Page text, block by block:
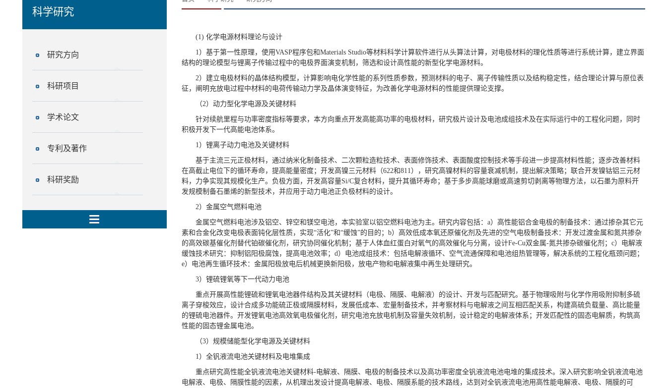
科学研究
研究方向
科研项目
学术论文
专利及著作
科研奖励
(1) 化学电源材料理论与设计
1）基于第一性原理，使用VASP程序包和Materials Studio等材料科学计算软件进行从头算法计算，对电极材料的理化性质等进行系统计算，建立界面
结构的理论模型与锂离子传输过程中的电极界面演变机制，筛选和设计高性能的新型化学电源材料。
2）建立电极材料的晶体结构模型，计算影响电化学性能的系列性质参数，预测材料的电子、离子传输性质以及结构稳定性，结合理论计算与原位表
征，阐明充放电过程中材料的电荷传输动力学及晶体演变特征，为改善化学电源材料的性能提供理论支撑。
（2）动力型化学电源及关键材料
针对续航里程与功率密度指标等要求，本方向重点开发高能高功率的电极材料，研究极片设计及电池成组技术及在实际运行中的工程化问题，同时
积极开发下一代高能电池体系。
1）锂离子动力电池及关键材料
基于主流三元正极材料，通过纳米化制备技术、二次颗粒造粒技术、表面修饰技术、表面酸度控制技术等手段进一步提高材料性能；逐步改善材料
在高截止电位下的循环寿命，提高能量密度；开发高镍三元材料（622和811），研究高镍材料的容量衰减机制，提出解决策略；联合开发镍钴铝三元材
料，力争实现其规模化生产。负极方面，开发高容量Si/C复合材料，提升其循环寿命；基于多步高能球磨或高速剪切剥离等物理方法，以石墨为原料开
发规模制备石墨烯的新型技术，并应用于动力电池正负极材料的设计。
2）金属空气燃料电池
金属空气燃料电池涉及铝空、锌空和镁空电池，本实验室以铝空燃料电池为主。研究内容包括：a）高性能铝合金电极的制备技术：通过掺杂其它元
素和合金化改变电极表面钝化层性质，实现“活化”和“缓蚀”的目的；b）高效低成本氧还原催化剂及先进的空气电极制备技术：开发过渡金属和氮共掺杂
的高效碳基催化剂替代铂碳催化剂，研究协同催化机制；基于人体血红蛋白对氧气的高效催化与分离，设计Fe-Cu双金属-氮共掺杂碳催化剂；c）电解液
缓蚀技术研究：抑制铝阳极腐蚀，提高电池效率；d）电池成组技术：包括电解液循环、空气流通保障和电池组热管理等，解决系统的工程化瓶颈问题；
e）电池再生循环技术：金属阳极放电后机械更换新阳极，放电产物和电解液集中再生处理研究。
3）锂硫锂氧等下一代动力电池
重点开展高性能锂硫和锂氧电池器件结构及其关键材料（电极、隔膜、电解液）的设计、开发与匹配研究。基于物理吸附与化学作用吸附抑制多硫
离子穿梭效应，设计合成多功能硫正极或隔膜材料，发展低成本、宏量制备技术，并考察材料与电解液之间互相匹配关系，构建高硫负载量、高比能量
的锂硫电池器件。开发锂氧电池高效氧电极催化剂，研究电池充放电机制及容量失效机制，设计稳定的电解液体系；开发匹配性的固态电解质，构筑高
性能的固态锂金属电池。
（3）规模储能型化学电源及关键材料
1）全钒液流电池关键材料及电堆集成
重点研究高性能全钒液流电池关键材料-电解液、隔膜、电极的制备技术以及高功率密度全钒液流电池电堆的集成技术。深入研究影响全钒液流电池
电解液、电极、隔膜性能的因素，从机理出发设计提高电解液、电极、隔膜系能的技术路线，达到对全钒液流电池用高性能电解液、电极、隔膜的可